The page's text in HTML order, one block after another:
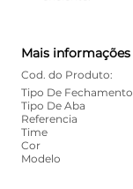
Mais informações
Cod. do Produto:
Tipo De Fechamento
Tipo De Aba
Referencia
Time
Cor
Modelo